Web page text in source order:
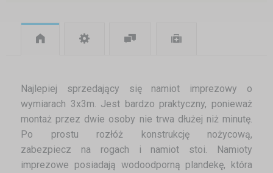
Najlepiej sprzedający się namiot imprezowy o
wymiarach 3x3m. Jest bardzo praktyczny, ponieważ
montaż przez dwie osoby nie trwa dłużej niż minutę.
Po prostu rozłóż konstrukcję nożycową,
zabezpiecz na rogach i namiot stoi. Namioty
imprezowe posiadają wodoodporną plandekę, która